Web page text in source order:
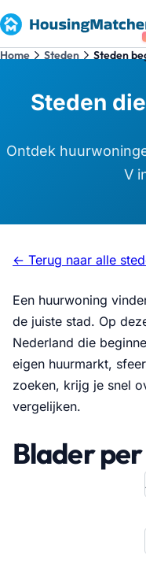
Home Steden Steden
Steden
Ontdek
V
← Terug naar alle
Een huurwoning
de juiste stad. Op
Nederland die
eigen huurmarkt,
zoeken, krijg je snel
vergelijken.
Blader